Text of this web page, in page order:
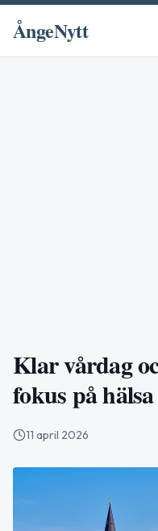
ÅngeNytt
Klar vårdag
fokus på
11 april 2026